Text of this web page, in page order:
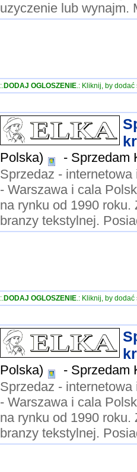
uzyczenie lub wynajm.
:.DODAJ OGLOSZENIE.: Kliknij, by dodać
Polska) - Sprzedam
Sprzedaz -
- Warszawa i cala
na rynku od 1990
branzy tekstylnej.
:.DODAJ OGLOSZENIE.: Kliknij, by dodać
Polska) - Sprzedam
Sprzedaz -
- Warszawa i cala
na rynku od 1990
branzy tekstylnej.